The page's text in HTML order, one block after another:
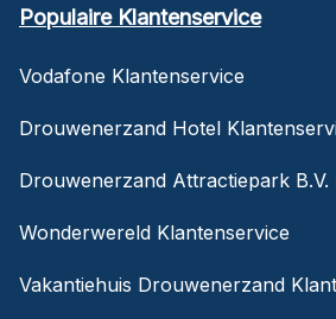
Populaire Klantenservice
Vodafone Klantenservice
Drouwenerzand Hotel
Drouwenerzand Attractiepark B.V.
Wonderwereld Klantenservice
Vakantiehuis Drouwenerzand